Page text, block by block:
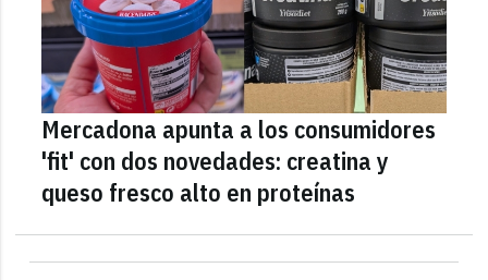
Mercadona apunta a los consumidores
'fit' con dos novedades: creatina y
queso fresco alto en proteínas